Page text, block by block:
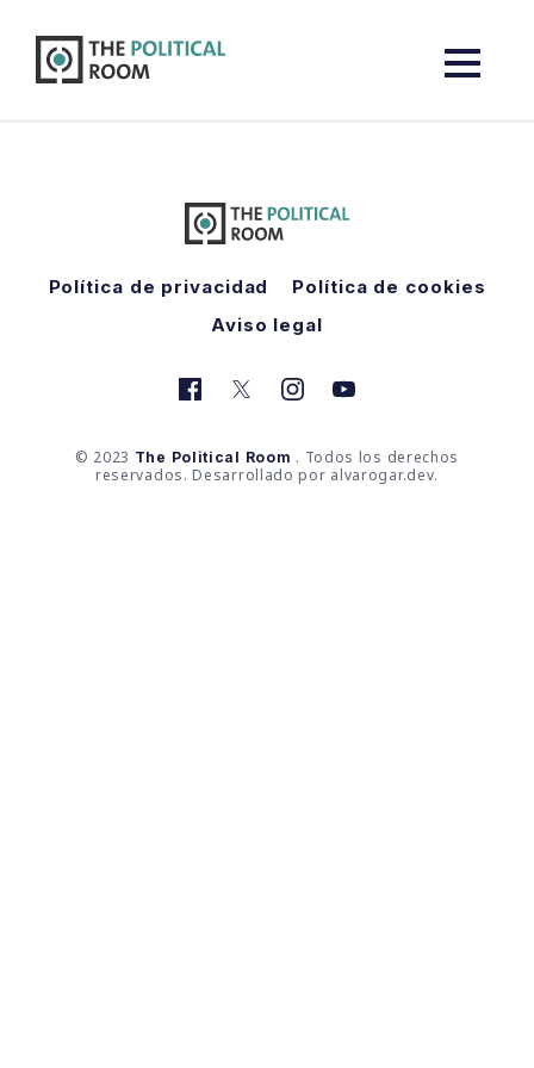
Política de privacidad
Política de cookies
Aviso legal
© 2023 The Political Room . Todos los derechos
reservados. Desarrollado por alvarogar.dev.